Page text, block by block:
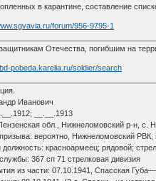
в карантине, составление
forum/956-9795-1
Отечества, погибшим на
pobeda.karelia.ru/soldier/search
Иванович
__.__.1913
обл., Нижнеломовский р-н, с.
вероятно, Нижнеломовский
должность: красноармеец; рядовой;
367 сп 71 стрелковая дивизия
из части: 07.10.1941, Спасская